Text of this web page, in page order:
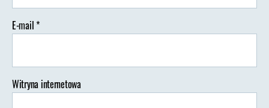
E-mail*
Witryna internetowa